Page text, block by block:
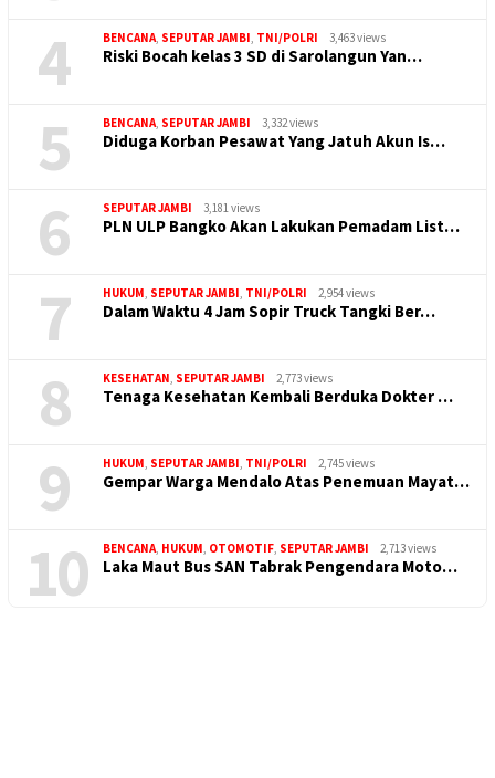
4
BENCANA, SEPUTAR JAMBI, TNI/POLRI 3,463 views
Riski Bocah kelas 3 SD di Sarolangun Yan…
5 BENCANA, SEPUTAR JAMBI 3,332 views
Diduga Korban Pesawat Yang Jatuh Akun Is…
6 SEPUTAR JAMBI 3,181 views
PLN ULP Bangko Akan Lakukan Pemadam List…
7 HUKUM, SEPUTAR JAMBI, TNI/POLRI 2,954 views
Dalam Waktu 4 Jam Sopir Truck Tangki Ber…
8 KESEHATAN, SEPUTAR JAMBI 2,773 views
Tenaga Kesehatan Kembali Berduka Dokter …
9 HUKUM, SEPUTAR JAMBI, TNI/POLRI 2,745 views
Gempar Warga Mendalo Atas Penemuan Mayat…
10 BENCANA, HUKUM, OTOMOTIF, SEPUTAR JAMBI 2,713 views
Laka Maut Bus SAN Tabrak Pengendara Moto…